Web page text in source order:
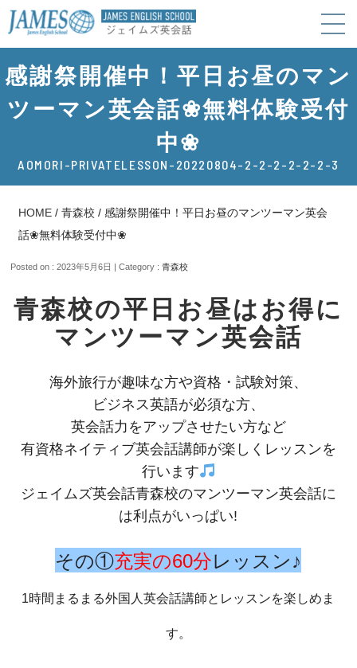
感謝祭開催中！平日お昼のマン
ツーマン英会話❀無料体験受付
中❀
AOMORI-PRIVATELESSON-20220804-2-2-2-2-2-2-3
HOME /青森校 /感謝祭開催中！平日お昼のマンツーマン英会
話❀無料体験受付中❀
Posted on : 2023年5月6日 | Category :青森校
青森校の平日お昼はお得に
マンツーマン英会話
海外旅行が趣味な方や資格・試験対策、
ビジネス英語が必須な方、
英会話力をアップさせたい方など
有資格ネイティブ英会話講師が楽しくレッスンを
行います
ジェイムズ英会話青森校のマンツーマン英会話に
は利点がいっぱい!
その①充実の60分レッスン♪
1時間まるまる外国人英会話講師とレッスンを楽しめま
す。